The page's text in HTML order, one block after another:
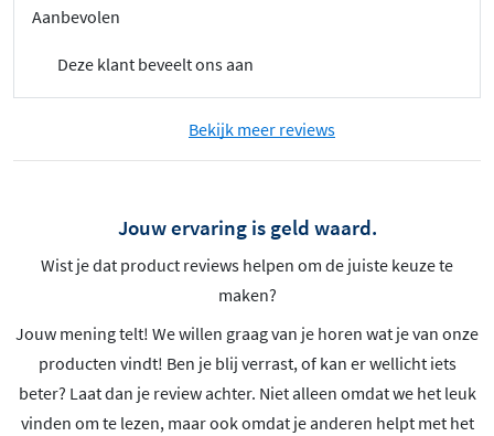
Aanbevolen
Deze klant beveelt ons aan
Bekijk meer reviews
Jouw ervaring is geld waard.
Wist je dat product reviews helpen om de juiste keuze te
maken?
Jouw mening telt! We willen graag van je horen wat je van onze
producten vindt! Ben je blij verrast, of kan er wellicht iets
beter? Laat dan je review achter. Niet alleen omdat we het leuk
vinden om te lezen, maar ook omdat je anderen helpt met het